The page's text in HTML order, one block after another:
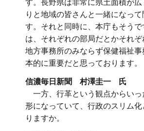
す。長野県は非常に県土面積が
りと地域の皆さんと一緒になっ
す。それと同時に、本庁もそう
は、それぞれの部局だとかそれ
地方事務所のみならず保健福祉
本的に重要だと思っております。
信濃毎日新聞 村澤圭一 氏
一方、行革という観点からいっ
形になっていて、行政のスリム
りますか。